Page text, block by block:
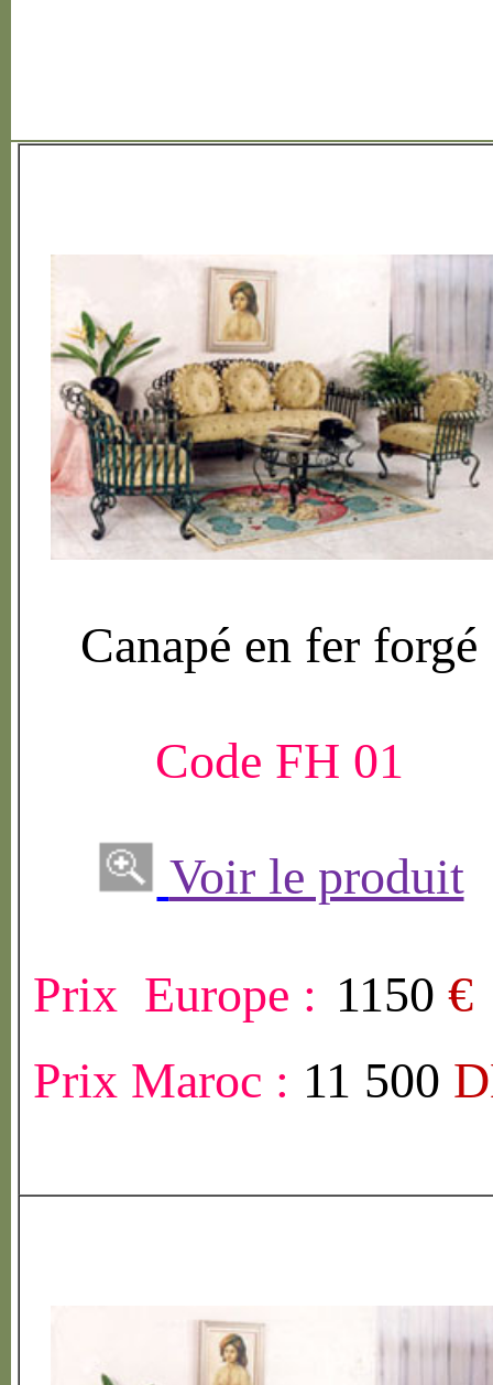
Canapé en fer forgé
Code FH 01
Voir le produit
Prix Europe : 1150 €
Prix Maroc : 11 500